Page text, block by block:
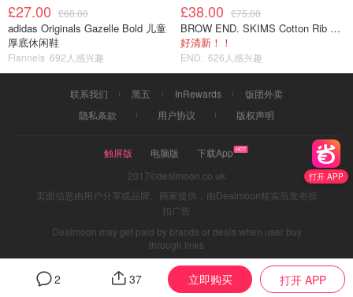
打开 APP
2 37 立即购买 打开 APP
£27.00 £60.00
adidas Originals Gazelle Bold 儿童
厚底休闲鞋
Flannels 692人感兴趣
£38.00 £75.00
BROW END. SKIMS Cotton Rib 长款背心连衣裙 薄荷绿
好清新！！
END. 626人感兴趣
联系我们 黑五 InRewards
饭团外卖
隐私条款
用户协议 版权声明
触屏版 电脑版
下载App
2017©dealmoon.co.uk
页面信息由用户分享或品牌、商家提供，由Dealmoon核实后发布折
扣广告
Dealmoon may get paid by brands or deals when user buy
through links